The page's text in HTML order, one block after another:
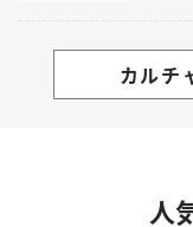
カルチ
人